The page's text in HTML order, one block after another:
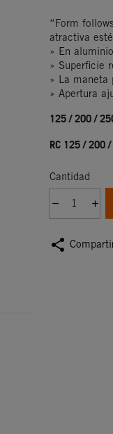
“Form
atractiva
» En
» Superficie
» La maneta
» Apertura
125 / 200 /
RC 125 / 200
Cantidad
share